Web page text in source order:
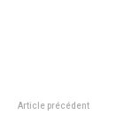
Article précédent